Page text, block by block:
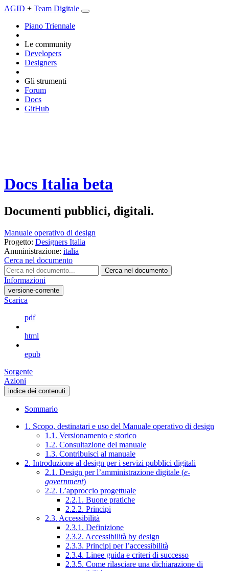
AGID + Team Digitale
Piano Triennale
Le community
Developers
Designers
Gli strumenti
Forum
Docs
GitHub
Docs Italia beta
Documenti pubblici, digitali.
Manuale operativo di design
Progetto: Designers Italia
Amministrazione: italia
Cerca nel documento
Cerca nel documento
Informazioni
versione-corrente
Scarica
pdf
html
epub
Sorgente
Azioni
indice dei contenuti
Sommario
1. Scopo, destinatari e uso del Manuale operativo di design
1.1. Versionamento e storico
1.2. Consultazione del manuale
1.3. Contribuisci al manuale
2. Introduzione al design per i servizi pubblici digitali
2.1. Design per l’amministrazione digitale (e-
government)
2.2. L’approccio progettuale
2.2.1. Buone pratiche
2.2.2. Principi
2.3. Accessibilità
2.3.1. Definizione
2.3.2. Accessibilità by design
2.3.3. Principi per l’accessibilità
2.3.4. Linee guida e criteri di successo
2.3.5. Come rilasciare una dichiarazione di